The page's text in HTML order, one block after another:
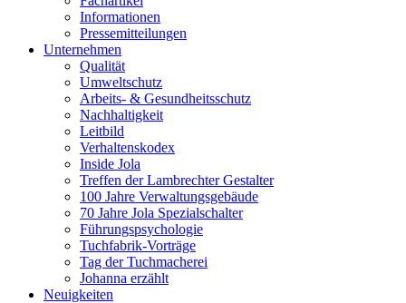
Informationen
Pressemitteilungen
Unternehmen
Qualität
Umweltschutz
Arbeits- & Gesundheitsschutz
Nachhaltigkeit
Leitbild
Verhaltenskodex
Inside Jola
Treffen der Lambrechter Gestalter
100 Jahre Verwaltungsgebäude
70 Jahre Jola Spezialschalter
Führungspsychologie
Tuchfabrik-Vorträge
Tag der Tuchmacherei
Johanna erzählt
Neuigkeiten